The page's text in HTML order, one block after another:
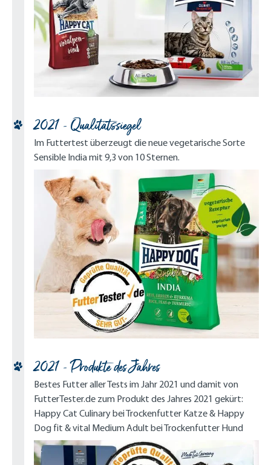
2021 - Qualitätssiegel
Im Futtertest überzeugt die neue vegetarische Sorte
Sensible India mit 9,3 von 10 Sternen.
2021 - Produkte des Jahres
Bestes Futter aller Tests im Jahr 2021 und damit von
FutterTester.de zum Produkt des Jahres 2021 gekürt:
Happy Cat Culinary bei Trockenfutter Katze & Happy
Dog fit & vital Medium Adult bei Trockenfutter Hund